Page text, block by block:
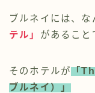
ブルネイには、
テル」 があること
そのホテルが
「
ブルネイ）」